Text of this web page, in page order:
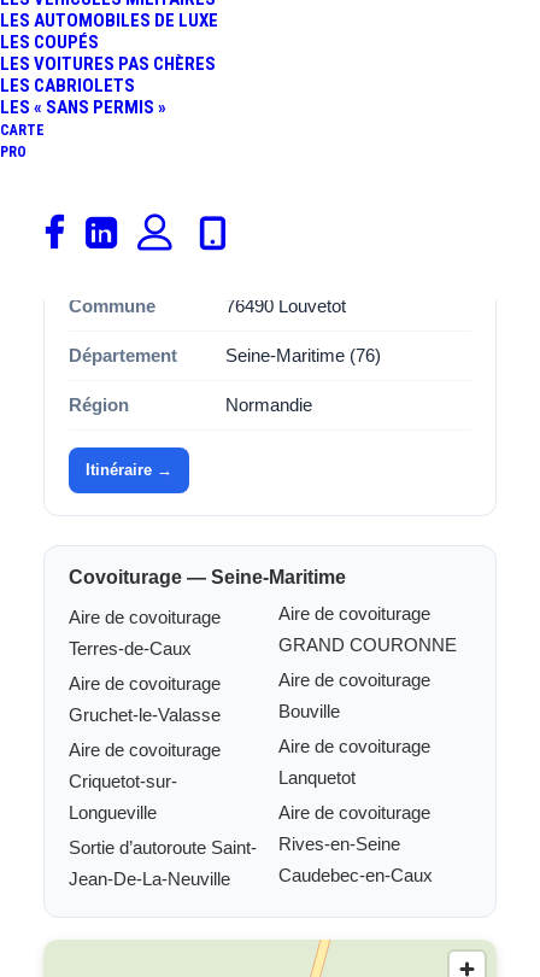
LES AUTOMOBILES DE LUXE
LES COUPÉS
LES VOITURES PAS CHÈRES
LES CABRIOLETS
LES « SANS PERMIS »
CARTE
PRO
ou passager, vous apprécierez l’organisation et l’espace
disponibles, pensés pour améliorer l’expérience de
covoiturage.
Adresse
Commune 76490 Louvetot
Département Seine-Maritime (76)
Région Normandie
Itinéraire →
Covoiturage — Seine-Maritime
Aire de covoiturage
Terres-de-Caux
Aire de covoiturage
Gruchet-le-Valasse
Aire de covoiturage
Criquetot-sur-
Longueville
Sortie d’autoroute Saint-
Jean-De-La-Neuville
Aire de covoiturage
GRAND COURONNE
Aire de covoiturage
Bouville
Aire de covoiturage
Lanquetot
Aire de covoiturage
Rives-en-Seine
Caudebec-en-Caux